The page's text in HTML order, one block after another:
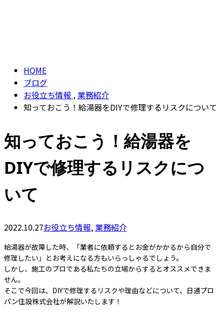
HOME
ブログ
お役立ち情報 ,業務紹介
知っておこう！給湯器をDIYで修理するリスクについて
知っておこう！給湯器を
DIYで修理するリスクにつ
いて
2022.10.27お役立ち情報,業務紹介
給湯器が故障した時、「業者に依頼するとお金がかかるから自分で
修理したい」とお考えになる方もいらっしゃるでしょう。
しかし、施工のプロである私たちの立場からするとオススメできま
せん。
そこで今回は、DIYで修理するリスクや理由などについて、日通プロ
パン住設株式会社が解説いたします！